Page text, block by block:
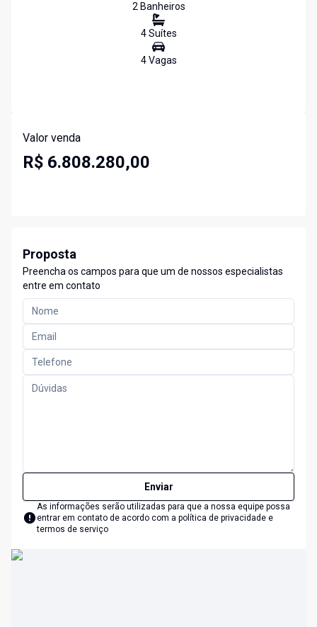
2Banheiros
4Suítes
4Vagas
Valor venda
R$ 6.808.280,00
Proposta
Preencha os campos para que um de nossos especialistas
entre em contato
Enviar
As informações serão utilizadas para que a nossa equipe possa
entrar em contato de acordo com a política de privacidade e
termos de serviço